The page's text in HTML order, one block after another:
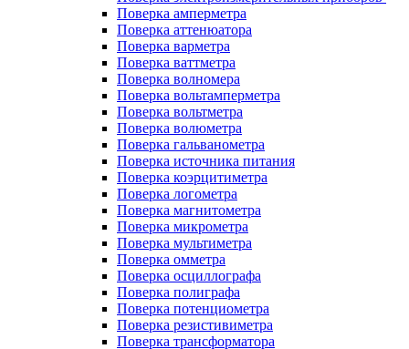
Поверка амперметра
Поверка аттенюатора
Поверка варметра
Поверка ваттметра
Поверка волномера
Поверка вольтамперметра
Поверка вольтметра
Поверка волюметра
Поверка гальванометра
Поверка источника питания
Поверка коэрцитиметра
Поверка логометра
Поверка магнитометра
Поверка микрометра
Поверка мультиметра
Поверка омметра
Поверка осциллографа
Поверка полиграфа
Поверка потенциометра
Поверка резистивиметра
Поверка трансформатора